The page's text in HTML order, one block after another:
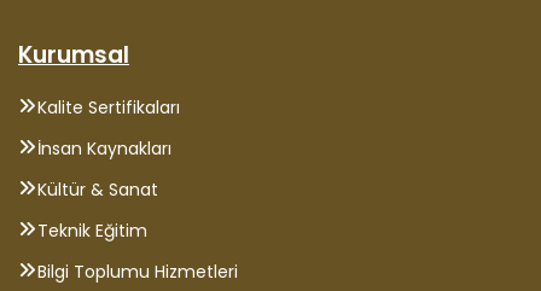
Kurumsal
Kalite Sertifikaları
İnsan Kaynakları
Kültür & Sanat
Teknik Eğitim
Bilgi Toplumu Hizmetleri